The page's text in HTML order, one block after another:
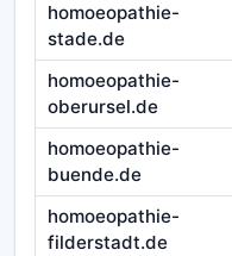
homoeopathie-
stade.de
homoeopathie-
oberursel.de
homoeopathie-
buende.de
homoeopathie-
filderstadt.de